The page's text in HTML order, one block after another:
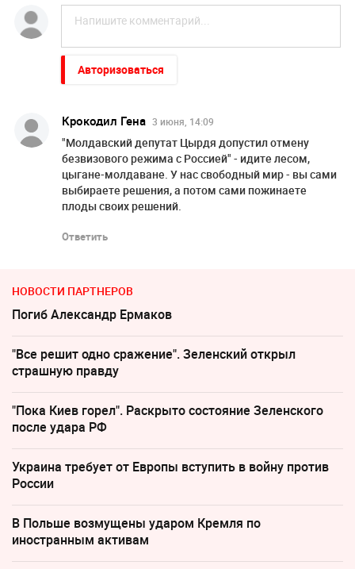
Авторизоваться
Крокодил Гена 3 июня, 14:09
"Молдавский депутат Цырдя допустил отмену
безвизового режима с Россией" - идите лесом,
цыгане-молдаване. У нас свободный мир - вы сами
выбираете решения, а потом сами пожинаете
плоды своих решений.
Ответить
НОВОСТИ ПАРТНЕРОВ
Погиб Александр Ермаков
"Все решит одно сражение". Зеленский открыл
страшную правду
"Пока Киев горел". Раскрыто состояние Зеленского
после удара РФ
Украина требует от Европы вступить в войну против
России
В Польше возмущены ударом Кремля по
иностранным активам